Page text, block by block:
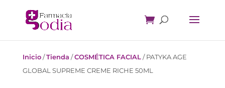
Inicio/Tienda /COSMÉTICA FACIAL/PATYKA AGE
GLOBAL SUPREME CREME RICHE 50ML